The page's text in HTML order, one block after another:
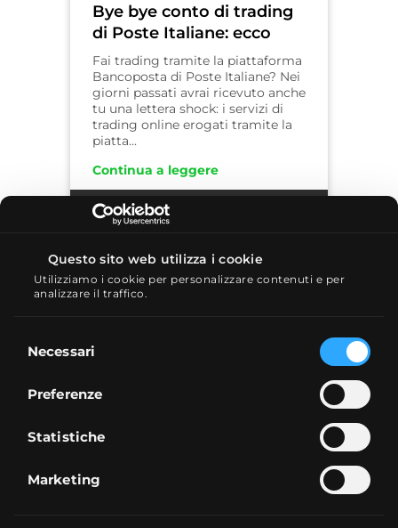
Questo sito web utilizza i cookie
Utilizziamo i cookie per personalizzare contenuti e per
analizzare il traffico.
del
Necessari
Preferenze
Statistiche
Marketing
Bye bye conto di trading
di Poste Italiane: ecco
cosa succede
Fai trading tramite la piattaforma
Bancoposta di Poste Italiane? Nei
giorni passati avrai ricevuto anche
tu una lettera shock: i servizi di
trading online erogati tramite la
piatta...
Continua a leggere
NOVITÀ
Moneyfarm: Intervista ai
Paolo Galvani
Nel gergo finanziario Moneyfarm